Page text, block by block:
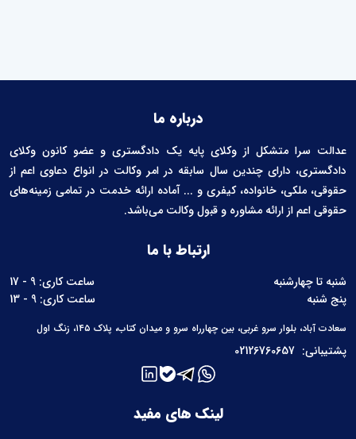
درباره ما
عدالت سرا متشکل از وکلای پایه یک دادگستری و عضو کانون وکلای
دادگستری، دارای چندین سال سابقه در امر وکالت در انواع دعاوی اعم از
حقوقی، ملکی، خانواده، کیفری و ... آماده ارائه خدمت در تمامی زمینه‌های
حقوقی اعم از ارائه مشاوره و قبول وکالت می‌باشد.
لینک های مفید
ارتباط با ما
شنبه تا چهارشنبه
ساعت کاری: 9 - 17
پنج شنبه
ساعت کاری: 9 - 13
سعادت آباد، بلوار سرو غربی، بین چهارراه سرو و میدان کتاب، پلاک ۱۴۵، زنگ اول
پشتیبانی: 02126760657